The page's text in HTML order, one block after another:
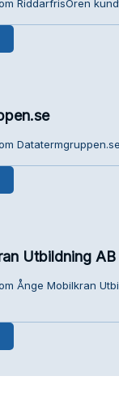
RiddarfrisÖren
Utbildning AB
Ånge Mobilkran